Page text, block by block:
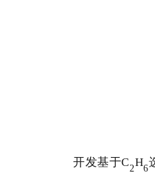
开发基于C2H6